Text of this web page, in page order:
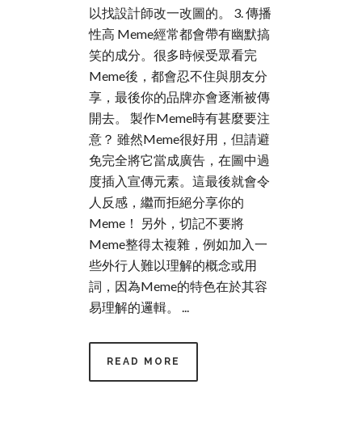
以找設計師改一改圖的。 3. 傳播
性高 Meme經常都會帶有幽默搞
笑的成分。很多時候受眾看完
Meme後，都會忍不住與朋友分
享，最後你的品牌亦會逐漸被傳
開去。 製作Meme時有甚麼要注
意？ 雖然Meme很好用，但請避
免完全將它當成廣告，在圖中過
度插入宣傳元素。這最後就會令
人反感，繼而拒絕分享你的
Meme！ 另外，切記不要將
Meme整得太複雜，例如加入一
些外行人難以理解的概念或用
詞，因為Meme的特色在於其容
易理解的邏輯。 ...
READ MORE